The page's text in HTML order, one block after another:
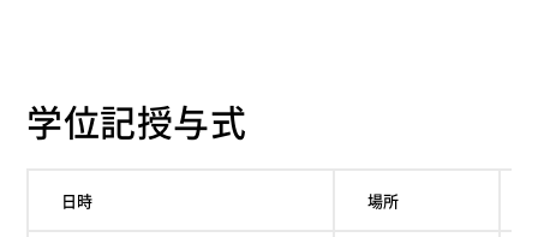
学位記授与式
日時 場所